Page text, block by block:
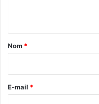
a
e
Nom *
E-mail *